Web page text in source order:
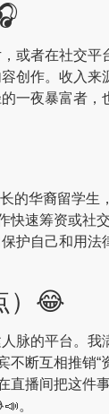
或者在社交
创作。收入
夜暴富者，
的华裔留学
快速筹资或社
自己和用法
）😂
脉的平台。
断互相推销
播间把这件
。